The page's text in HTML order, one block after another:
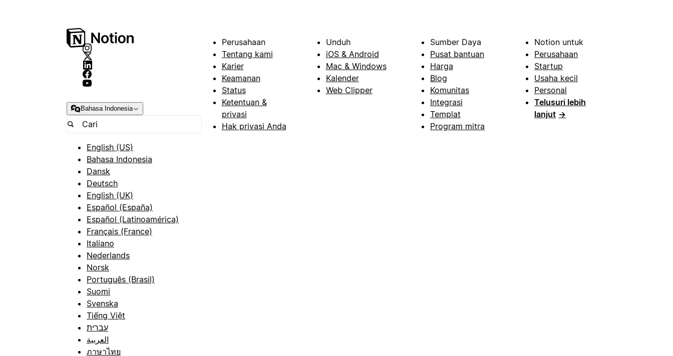
Bahasa Indonesia
English (US)
Bahasa Indonesia
Dansk
Deutsch
English (UK)
Español (España)
Español (Latinoamérica)
Français (France)
Italiano
Nederlands
Norsk
Português (Brasil)
Suomi
Svenska
Tiếng Việt
עברית
العربية
ภาษาไทย
Perusahaan
Tentang kami
Karier
Keamanan
Status
Ketentuan &
privasi
Hak privasi Anda
Unduh
iOS & Android
Mac & Windows
Kalender
Web Clipper
Sumber Daya
Pusat bantuan
Harga
Blog
Komunitas
Integrasi
Templat
Program mitra
Notion untuk
Perusahaan
Startup
Usaha kecil
Personal
Telusuri lebih
lanjut →